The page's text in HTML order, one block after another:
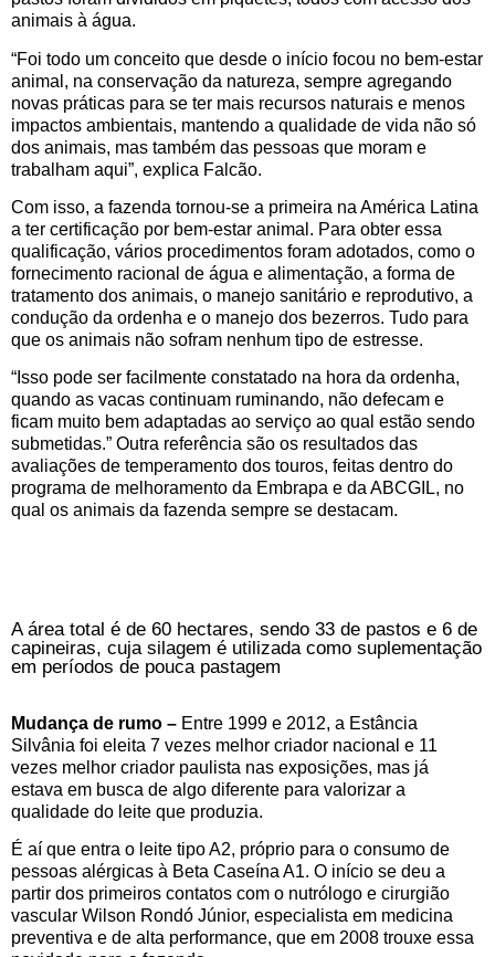
animais à água.
“Foi todo um conceito que desde o início focou no bem-estar
animal, na conservação da natureza, sempre agregando
novas práticas para se ter mais recursos naturais e menos
impactos ambientais, mantendo a qualidade de vida não só
dos animais, mas também das pessoas que moram e
trabalham aqui”, explica Falcão.
Com isso, a fazenda tornou-se a primeira na América Latina
a ter certificação por bem-estar animal. Para obter essa
qualificação, vários procedimentos foram adotados, como o
fornecimento racional de água e alimentação, a forma de
tratamento dos animais, o manejo sanitário e reprodutivo, a
condução da ordenha e o manejo dos bezerros. Tudo para
que os animais não sofram nenhum tipo de estresse.
“Isso pode ser facilmente constatado na hora da ordenha,
quando as vacas continuam ruminando, não defecam e
ficam muito bem adaptadas ao serviço ao qual estão sendo
submetidas.” Outra referência são os resultados das
avaliações de temperamento dos touros, feitas dentro do
programa de melhoramento da Embrapa e da ABCGIL, no
qual os animais da fazenda sempre se destacam.
A área total é de 60 hectares, sendo 33 de pastos e 6 de
capineiras, cuja silagem é utilizada como suplementação
em períodos de pouca pastagem
Mudança de rumo – Entre 1999 e 2012, a Estância
Silvânia foi eleita 7 vezes melhor criador nacional e 11
vezes melhor criador paulista nas exposições, mas já
estava em busca de algo diferente para valorizar a
qualidade do leite que produzia.
É aí que entra o leite tipo A2, próprio para o consumo de
pessoas alérgicas à Beta Caseína A1. O início se deu a
partir dos primeiros contatos com o nutrólogo e cirurgião
vascular Wilson Rondó Júnior, especialista em medicina
preventiva e de alta performance, que em 2008 trouxe essa